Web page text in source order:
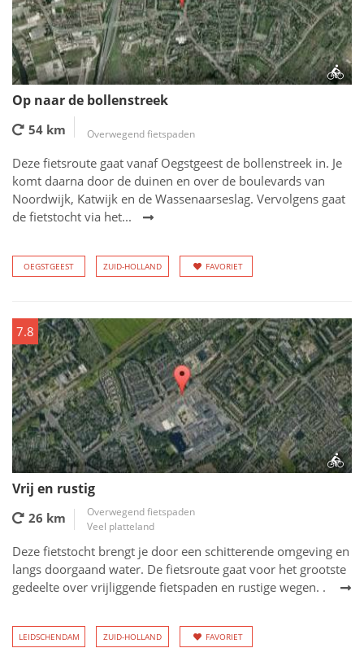
Op naar de bollenstreek
54 km Overwegend fietspaden
Deze fietsroute gaat vanaf Oegstgeest de bollenstreek in. Je
komt daarna door de duinen en over de boulevards van
Noordwijk, Katwijk en de Wassenaarseslag. Vervolgens gaat
de fietstocht via het...
OEGSTGEEST ZUID-HOLLAND FAVORIET
7.8
Vrij en rustig
26 km
Overwegend fietspaden
Veel platteland
Deze fietstocht brengt je door een schitterende omgeving en
langs doorgaand water. De fietsroute gaat voor het grootste
gedeelte over vrijliggende fietspaden en rustige wegen. .
LEIDSCHENDAM ZUID-HOLLAND FAVORIET